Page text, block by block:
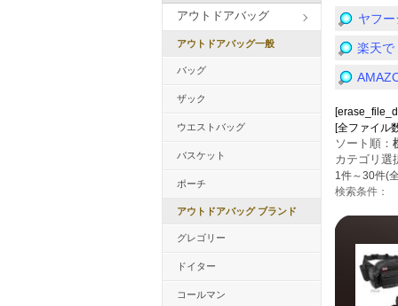
アウトドアバッグ
アウトドアバッグ一般
バッグ
ザック
ウエストバッグ
バスケット
ポーチ
アウトドアバッグ ブランド
グレゴリー
ドイター
コールマン
ヤフ
楽天で
[全ファイル
ソート順：
カテゴリ選
1件～30件(
検索条件：